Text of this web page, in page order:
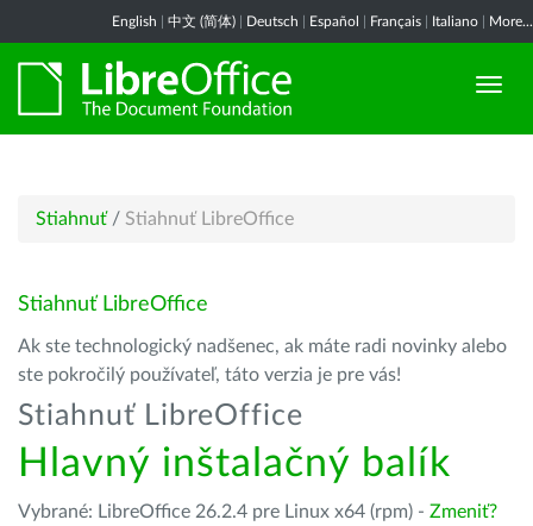
English 中文 (简体) Deutsch Español Français Italiano More...
Stiahnuť / Stiahnuť LibreOffice
Stiahnuť LibreOffice
Ak ste technologický nadšenec, ak máte radi novinky alebo
ste pokročilý používateľ, táto verzia je pre vás!
Stiahnuť LibreOffice
Hlavný inštalačný balík
Vybrané: LibreOffice 26.2.4 pre Linux x64 (rpm) - Zmeniť?